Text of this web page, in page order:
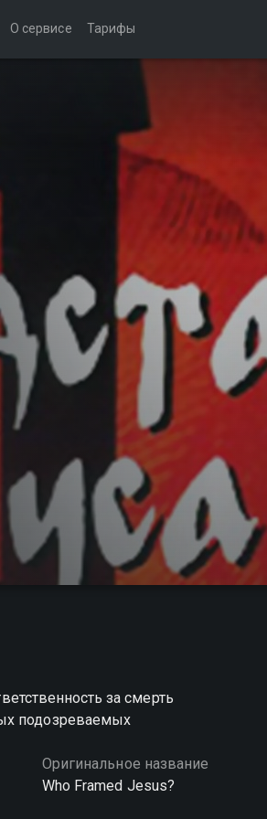
О сервисе Тарифы
за смерть
подозреваемых
Оригинальное название
Who Framed Jesus?